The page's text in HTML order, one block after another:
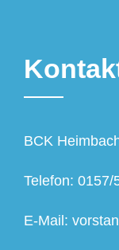
BCK
Telefon: 0157/
E-Mail: